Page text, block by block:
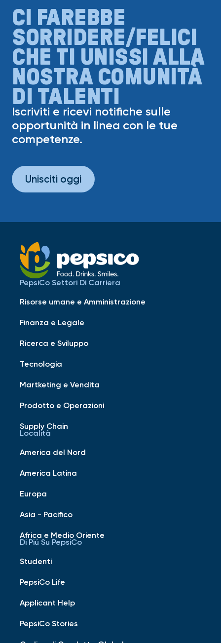
CI FAREBBE
SORRIDERE/FELICI
CHE TI UNISSI ALLA
NOSTRA COMUNITÀ
DI TALENTI
Iscriviti e ricevi notifiche sulle
opportunità in linea con le tue
competenze.
Unisciti oggi
PepsiCo Settori Di Carriera
Risorse umane e Amministrazione
Finanza e Legale
Ricerca e Sviluppo
Tecnologia
Martketing e Vendita
Prodotto e Operazioni
Supply Chain
Località
America del Nord
America Latina
Europa
Asia - Pacifico
Africa e Medio Oriente
Di Piú Su PepsiCo
Studenti
PepsiCo Life
Applicant Help
PepsiCo Stories